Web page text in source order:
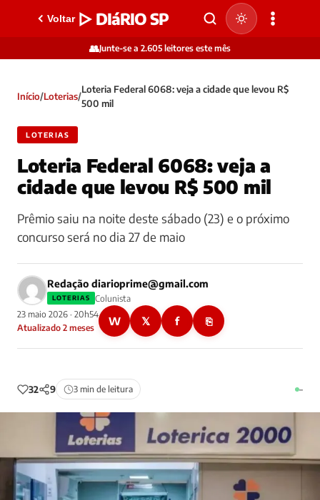
Voltar ▷ DIáRIO SP
👥Junte-se a 2.605 leitores este mês
Início/Loterias/
Loteria Federal 6068: veja a cidade que levou R$
500 mil
LOTERIAS
Loteria Federal 6068: veja a
cidade que levou R$ 500 mil
Prêmio saiu na noite deste sábado (23) e o próximo
concurso será no dia 27 de maio
Redação diarioprime@gmail.com
LOTERIAS
Colunista
23 maio 2026 · 20h54
Atualizado 2 meses
W 𝕏 f ⎘
32 9 3 min de leitura –